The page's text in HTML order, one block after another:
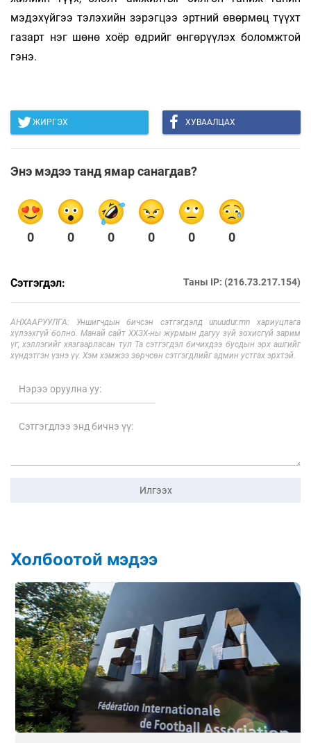
мэдэхүйгээ тэлэхийн зэрэгцээ эртний өвөрмөц түүхт
газарт нэг шөнө хоёр өдрийг өнгөрүүлэх боломжтой
гэнэ.
ЖИРГЭХ ХУВААЛЦАХ
Энэ мэдээ танд ямар санагдав?
0 0 0 0 0 0
Сэтгэгдэл: Таны IP: (216.73.217.154)
АНХААРУУЛГА: Уншигчдын бичсэн сэтгэгдэлд unuudur.mn хариуцлага
хүлээхгүй болно. Манай сайт ХХЗХ-ны журмын дагуу зүй зохисгүй зарим
үг, хэллэгийг хязгаарласан тул Та сэтгэгдэл бичихдээ бусдын эрх ашгийг
хүндэтгэн үзнэ үү. Хэм хэмжээ зөрчсөн сэтгэгдлийг админ устгах эрхтэй.
Илгээх
Холбоотой мэдээ